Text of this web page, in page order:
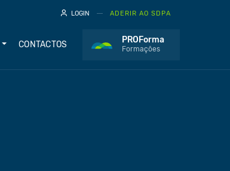
LOGIN ADERIR AO SDPA
CONTACTOS
PROForma
Formações